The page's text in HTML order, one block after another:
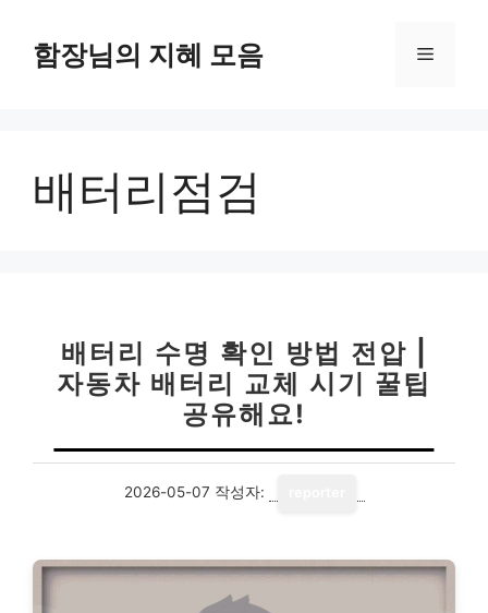
함장님의 지혜 모음 메
배터리점검
배터리 수명 확인 방법 전압 |
자동차 배터리 교체 시기 꿀팁
공유해요!
2026-05-07 작성자: